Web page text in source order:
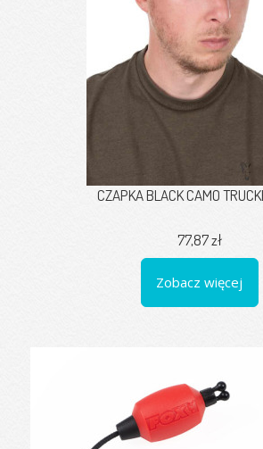
CZAPKA BLACK CAMO
77,87 zł
Zobacz więcej